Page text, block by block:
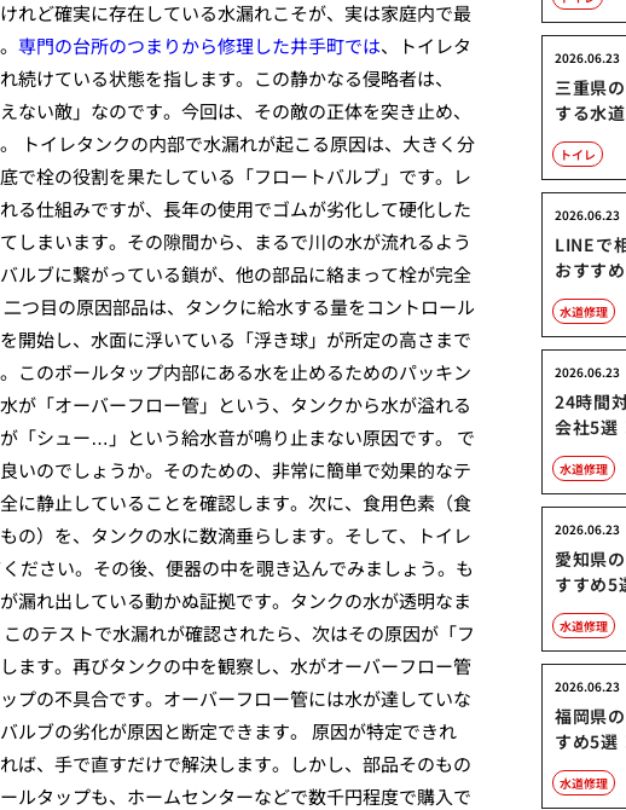
れど確実に存在している水漏れこそが、実は家庭内で最
専門の台所のつまりから修理した井手町では、トイレタ
けている状態を指します。この静かなる侵略者は、
い敵」なのです。今回は、その敵の正体を突き止め、
トイレタンクの内部で水漏れが起こる原因は、大きく分
で栓の役割を果たしている「フロートバルブ」です。レ
る仕組みですが、長年の使用でゴムが劣化して硬化した
しまいます。その隙間から、まるで川の水が流れるよう
ルブに繋がっている鎖が、他の部品に絡まって栓が完全
つ目の原因部品は、タンクに給水する量をコントロール
開始し、水面に浮いている「浮き球」が所定の高さまで
このボールタップ内部にある水を止めるためのパッキン
が「オーバーフロー管」という、タンクから水が溢れる
「シュー…」という給水音が鳴り止まない原因です。 で
いのでしょうか。そのための、非常に簡単で効果的なテ
に静止していることを確認します。次に、食用色素（食
の）を、タンクの水に数滴垂らします。そして、トイレ
ださい。その後、便器の中を覗き込んでみましょう。も
漏れ出している動かぬ証拠です。タンクの水が透明なま
のテストで水漏れが確認されたら、次はその原因が「フ
ます。再びタンクの中を観察し、水がオーバーフロー管
プの不具合です。オーバーフロー管には水が達していな
ルブの劣化が原因と断定できます。 原因が特定できれ
ば、手で直すだけで解決します。しかし、部品そのもの
ルタップも、ホームセンターなどで数千円程度で購入で
三重県
する水
2026.06.23
トイレ
LINEで
おすす
2026.06.23
水道修理
24時間
会社5選
2026.06.23
水道修理
愛知県
すすめ5
2026.06.23
水道修理
福岡県
すめ5選
2026.06.23
水道修理